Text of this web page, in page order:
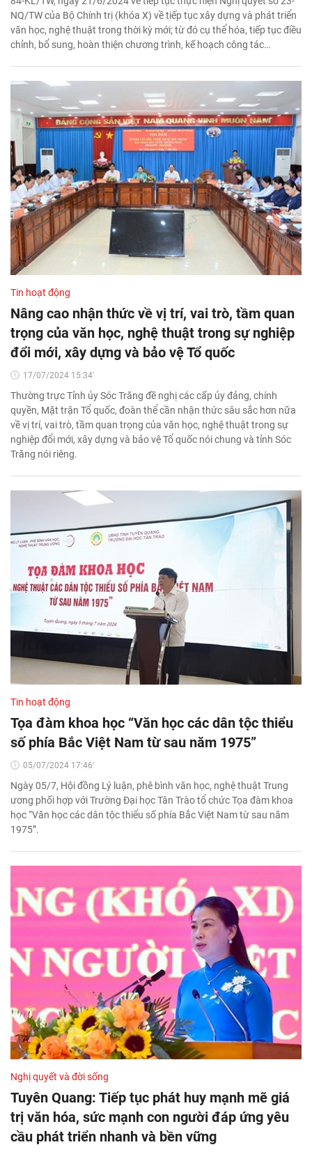
NQ/TW của Bộ Chính trị (khóa X) về tiếp tục xây dựng và phát triển
văn học, nghệ thuật trong thời kỳ mới; từ đó cụ thể hóa, tiếp tục điều
chỉnh, bổ sung, hoàn thiện chương trình, kế hoạch công tác…
Tin hoạt động
Nâng cao nhận thức về vị trí, vai trò, tầm quan
trọng của văn học, nghệ thuật trong sự nghiệp
đổi mới, xây dựng và bảo vệ Tổ quốc
17/07/2024 15:34'
Thường trực Tỉnh ủy Sóc Trăng đề nghị các cấp ủy đảng, chính
quyền, Mặt trận Tổ quốc, đoàn thể cần nhận thức sâu sắc hơn nữa
về vị trí, vai trò, tầm quan trọng của văn học, nghệ thuật trong sự
nghiệp đổi mới, xây dựng và bảo vệ Tổ quốc nói chung và tỉnh Sóc
Trăng nói riêng.
Tin hoạt động
Tọa đàm khoa học “Văn học các dân tộc thiểu
số phía Bắc Việt Nam từ sau năm 1975”
05/07/2024 17:46'
Ngày 05/7, Hội đồng Lý luận, phê bình văn học, nghệ thuật Trung
ương phối hợp với Trường Đại học Tân Trào tổ chức Tọa đàm khoa
học “Văn học các dân tộc thiểu số phía Bắc Việt Nam từ sau năm
1975”.
Nghị quyết và đời sống
Tuyên Quang: Tiếp tục phát huy mạnh mẽ giá
trị văn hóa, sức mạnh con người đáp ứng yêu
cầu phát triển nhanh và bền vững